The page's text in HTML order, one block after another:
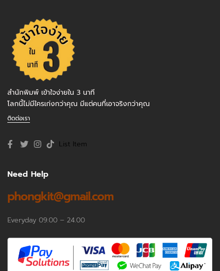
สำนักพิมพ์ เข้าใจง่ายใน 3 นาที
โลกนี้ไม่มีใครเก่งกว่าคุณ มีแต่คนที่เอาจริงกว่าคุณ
ติดต่อเรา
List Item
Need Help
phongkit@gmail.com
Everyday 09.00 – 24.00